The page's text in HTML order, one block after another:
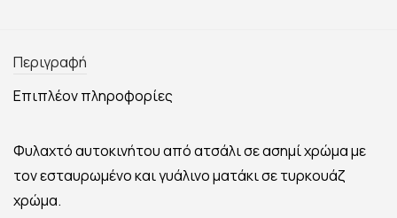
Περιγραφή
Επιπλέον πληροφορίες
Φυλαχτό αυτοκινήτου από ατσάλι σε ασημί χρώμα με
τον εσταυρωμένο και γυάλινο ματάκι σε τυρκουάζ
χρώμα.